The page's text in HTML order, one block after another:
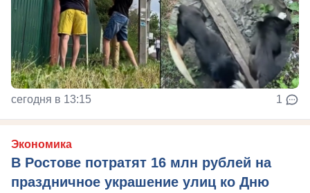
сегодня в 13:15 1
Экономика
В Ростове потратят 16 млн рублей на
праздничное украшение улиц ко Дню